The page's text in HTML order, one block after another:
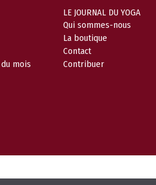
mois
LE JOURNAL DU YOGA
Qui sommes-nous
La boutique
Contact
Contribuer